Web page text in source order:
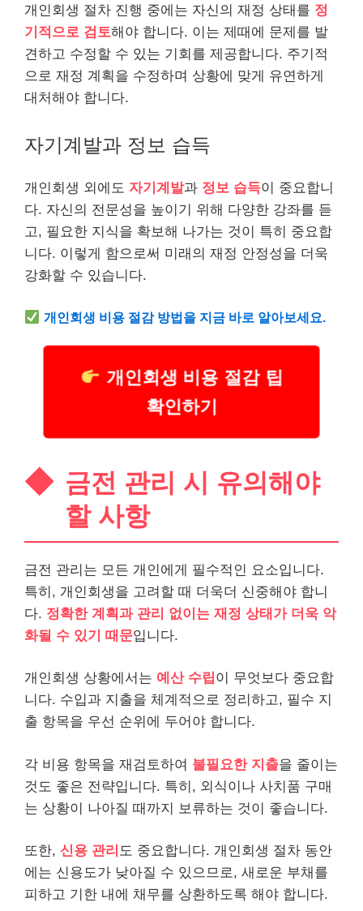
개인회생 절차 진행 중에는 자신의 재정 상태를 정
기적으로 검토해야 합니다. 이는 제때에 문제를 발
견하고 수정할 수 있는 기회를 제공합니다. 주기적
으로 재정 계획을 수정하며 상황에 맞게 유연하게
대처해야 합니다.
자기계발과 정보 습득
개인회생 외에도 자기계발과 정보 습득이 중요합니
다. 자신의 전문성을 높이기 위해 다양한 강좌를 듣
고, 필요한 지식을 확보해 나가는 것이 특히 중요합
니다. 이렇게 함으로써 미래의 재정 안정성을 더욱
강화할 수 있습니다.
개인회생 비용 절감 방법을 지금 바로 알아보세요.
개인회생 비용 절감 팁
확인하기
금전 관리 시 유의해야
할 사항
금전 관리는 모든 개인에게 필수적인 요소입니다.
특히, 개인회생을 고려할 때 더욱더 신중해야 합니
다. 정확한 계획과 관리 없이는 재정 상태가 더욱 악
화될 수 있기 때문입니다.
개인회생 상황에서는 예산 수립이 무엇보다 중요합
니다. 수입과 지출을 체계적으로 정리하고, 필수 지
출 항목을 우선 순위에 두어야 합니다.
각 비용 항목을 재검토하여 불필요한 지출을 줄이는
것도 좋은 전략입니다. 특히, 외식이나 사치품 구매
는 상황이 나아질 때까지 보류하는 것이 좋습니다.
또한, 신용 관리 도 중요합니다. 개인회생 절차 동안
에는 신용도가 낮아질 수 있으므로, 새로운 부채를
피하고 기한 내에 채무를 상환하도록 해야 합니다.